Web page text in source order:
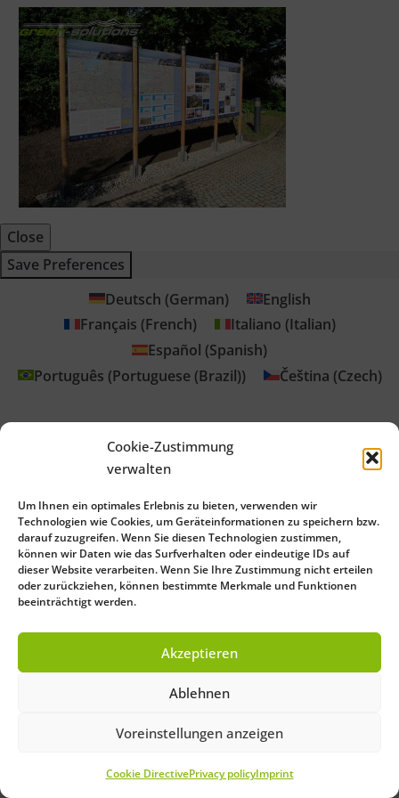
Cookie-Zustimmung
verwalten
Um Ihnen ein optimales Erlebnis zu bieten, verwenden wir
Technologien wie Cookies, um Geräteinformationen zu speichern bzw.
darauf zuzugreifen. Wenn Sie diesen Technologien zustimmen,
können wir Daten wie das Surfverhalten oder eindeutige IDs auf
dieser Website verarbeiten. Wenn Sie Ihre Zustimmung nicht erteilen
oder zurückziehen, können bestimmte Merkmale und Funktionen
beeinträchtigt werden.
Akzeptieren
Ablehnen
Voreinstellungen anzeigen
Cookie DirectivePrivacy policyImprint
Close
Save Preferences
Deutsch (German)
English
Français (French) Italiano (Italian)
Español (Spanish)
Português (Portuguese (Brazil)) Čeština (Czech)